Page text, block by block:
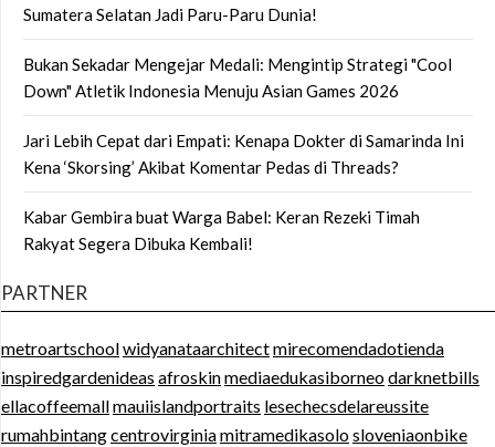
Sumatera Selatan Jadi Paru-Paru Dunia!
Bukan Sekadar Mengejar Medali: Mengintip Strategi "Cool
Down" Atletik Indonesia Menuju Asian Games 2026
Jari Lebih Cepat dari Empati: Kenapa Dokter di Samarinda Ini
Kena ‘Skorsing’ Akibat Komentar Pedas di Threads?
Kabar Gembira buat Warga Babel: Keran Rezeki Timah
Rakyat Segera Dibuka Kembali!
PARTNER
metroartschoolwidyanataarchitectmirecomendadotienda
inspiredgardenideas afroskinmediaedukasiborneodarknetbills
ellacoffeemallmauiislandportraits lesechecsdelareussite
rumahbintangcentrovirginiamitramedikasolosloveniaonbike